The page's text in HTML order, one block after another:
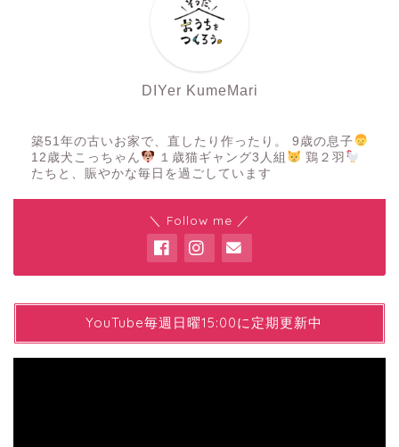
DIYer KumeMari
築51年の古いお家で、直したり作ったり。 9歳の息子
12歳犬こっちゃん
１歳猫ギャング3人組
鶏２羽
たちと、賑やかな毎日を過ごしています
＼ Follow me ／
YYouTube毎週日曜15:00に定期更新中